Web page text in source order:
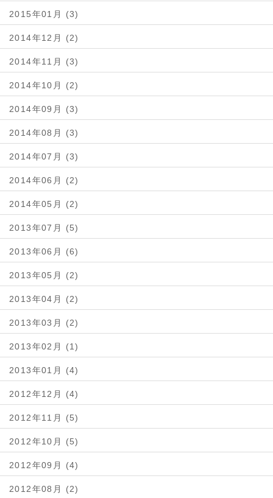
2015年01月 (3)
2014年12月 (2)
2014年11月 (3)
2014年10月 (2)
2014年09月 (3)
2014年08月 (3)
2014年07月 (3)
2014年06月 (2)
2014年05月 (2)
2013年07月 (5)
2013年06月 (6)
2013年05月 (2)
2013年04月 (2)
2013年03月 (2)
2013年02月 (1)
2013年01月 (4)
2012年12月 (4)
2012年11月 (5)
2012年10月 (5)
2012年09月 (4)
2012年08月 (2)